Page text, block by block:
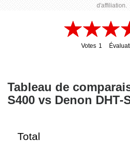
d'affiliation.
Votes 1
Tableau de
S400 vs Denon DHT-
Total